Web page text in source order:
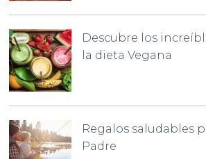
Descubre los
la dieta Vegana
Regalos saludables
Padre